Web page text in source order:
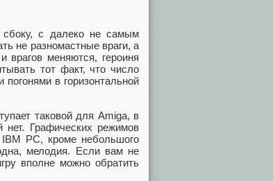
сбоку, с далеко не самым
не разномастные враги, а
меняются, героиня
тот факт, что число
в горизонтальной
таковой для Amiga, в
Графических режимов
PC, кроме небольшого
мелодия. Если вам не
вполне можно обратить